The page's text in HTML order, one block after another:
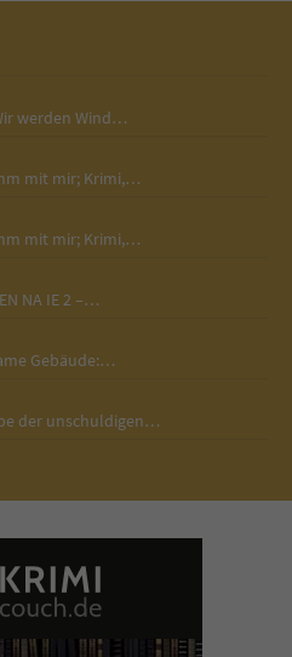
werden Wind…
mit mir; Krimi,…
mit mir; Krimi,…
NA IE 2 –…
Gebäude:…
der unschuldigen…